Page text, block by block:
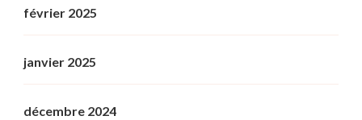
février 2025
janvier 2025
décembre 2024